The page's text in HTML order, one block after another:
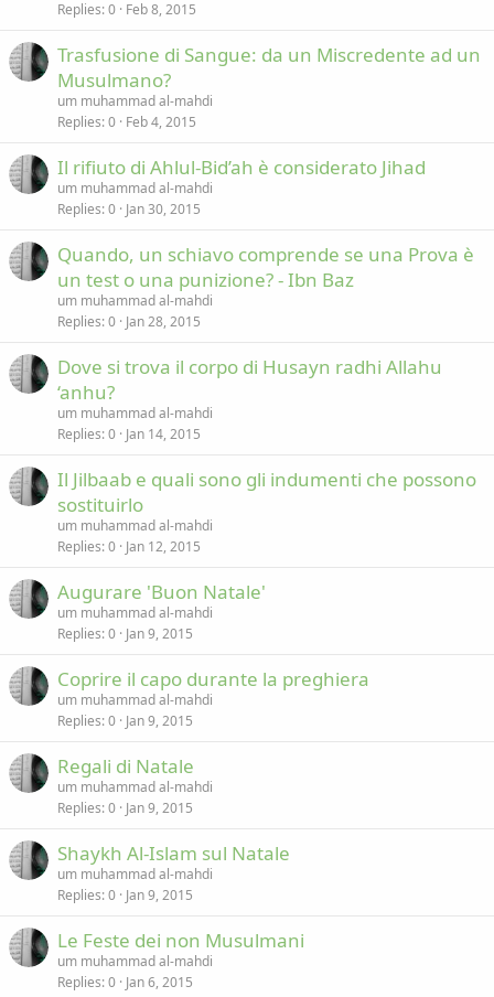
Replies 0 Feb 8, 2015
Trasfusione di Sangue: da un Miscredente ad un
Musulmano?
um muhammad al-mahdi
Replies 0 Feb 4, 2015
Il rifiuto di Ahlul-Bid’ah è considerato Jihad
um muhammad al-mahdi
Replies 0 Jan 30, 2015
Quando, un schiavo comprende se una Prova è
un test o una punizione? - Ibn Baz
um muhammad al-mahdi
Replies 0 Jan 28, 2015
Dove si trova il corpo di Husayn radhi Allahu
‘anhu?
um muhammad al-mahdi
Replies 0 Jan 14, 2015
Il Jilbaab e quali sono gli indumenti che possono
sostituirlo
um muhammad al-mahdi
Replies 0 Jan 12, 2015
Augurare 'Buon Natale'
um muhammad al-mahdi
Replies 0 Jan 9, 2015
Coprire il capo durante la preghiera
um muhammad al-mahdi
Replies 0 Jan 9, 2015
Regali di Natale
um muhammad al-mahdi
Replies 0 Jan 9, 2015
Shaykh Al-Islam sul Natale
um muhammad al-mahdi
Replies 0 Jan 9, 2015
Le Feste dei non Musulmani
um muhammad al-mahdi
Replies 0 Jan 6, 2015